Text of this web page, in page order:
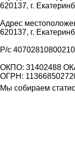
620137, г.
Адрес
620137, г.
Р/с
ОКПО: 31402488
ОГРН:
Мы собираем